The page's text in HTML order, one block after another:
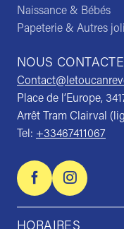
Naissance & Bébés
Papeterie & Autres
NOUS
Place de l’Europe,
Arrêt Tram Clairval
Tel: +33467411067